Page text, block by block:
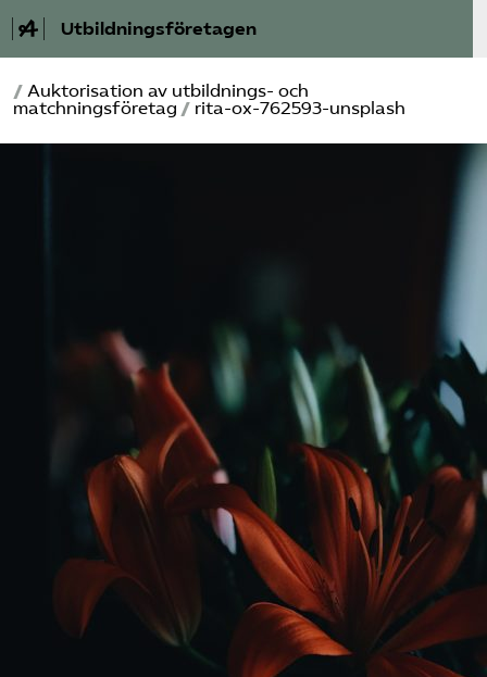
Utbildningsföretagen
Bli medlem
Kontakt
Mina sidor (almega.se)
Bli medlem
Logga in på Arbetsgivarguiden
Sök på utbildningsforetagen.se
/ Auktorisation av utbildnings- och
matchningsföretag / rita-ox-762593-unsplash